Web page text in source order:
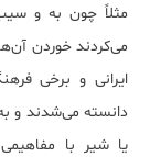
مثلاً چون به و
می‌کردند خوردن
ایرانی و برخی
دانسته می‌شدند و
یا شیر با